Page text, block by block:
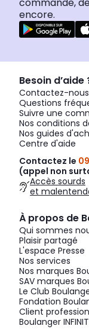
commande,
encore.
Besoin d’aide
Contactez-nous
Questions
Suivre une
Nos conditions
Nos guides
Centre d'aide
Contactez le
(appel non
Accès sourds
et
À propos de
Qui sommes
Plaisir partagé
L'espace Presse
Nos services
Nos marques
SAV marques
Le Club
Fondation
Client
Boulanger